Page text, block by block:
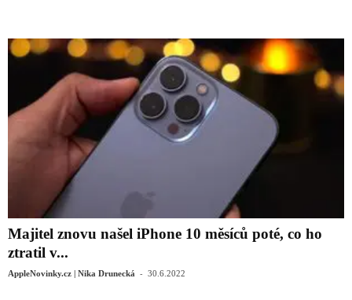
Majitel znovu našel iPhone 10 měsíců poté, co ho
ztratil v...
AppleNovinky.cz | Nika Drunecká - 30.6.2022